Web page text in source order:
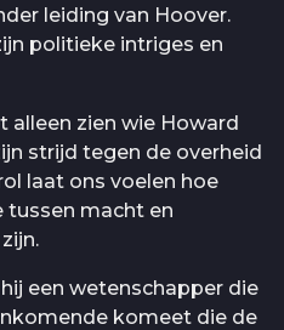
leiding van Hoover.
politieke intriges en
alleen zien wie Howard
strijd tegen de overheid
laat ons voelen hoe
tussen macht en
een wetenschapper die
komeet die de